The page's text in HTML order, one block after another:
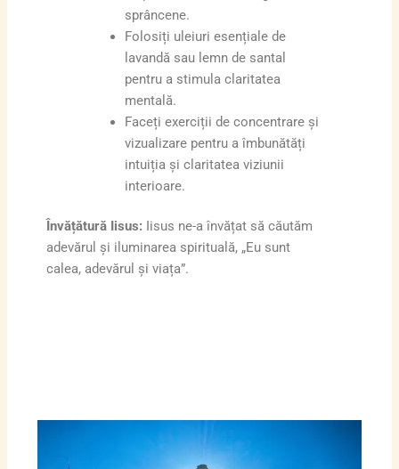
sprâncene.
Folosiți uleiuri esențiale de
lavandă sau lemn de santal
pentru a stimula claritatea
mentală.
Faceți exerciții de concentrare și
vizualizare pentru a îmbunătăți
intuiția și claritatea viziunii
interioare.
Învățătură Iisus: Iisus ne-a învățat să căutăm
adevărul și iluminarea spirituală, „Eu sunt
calea, adevărul și viața”.